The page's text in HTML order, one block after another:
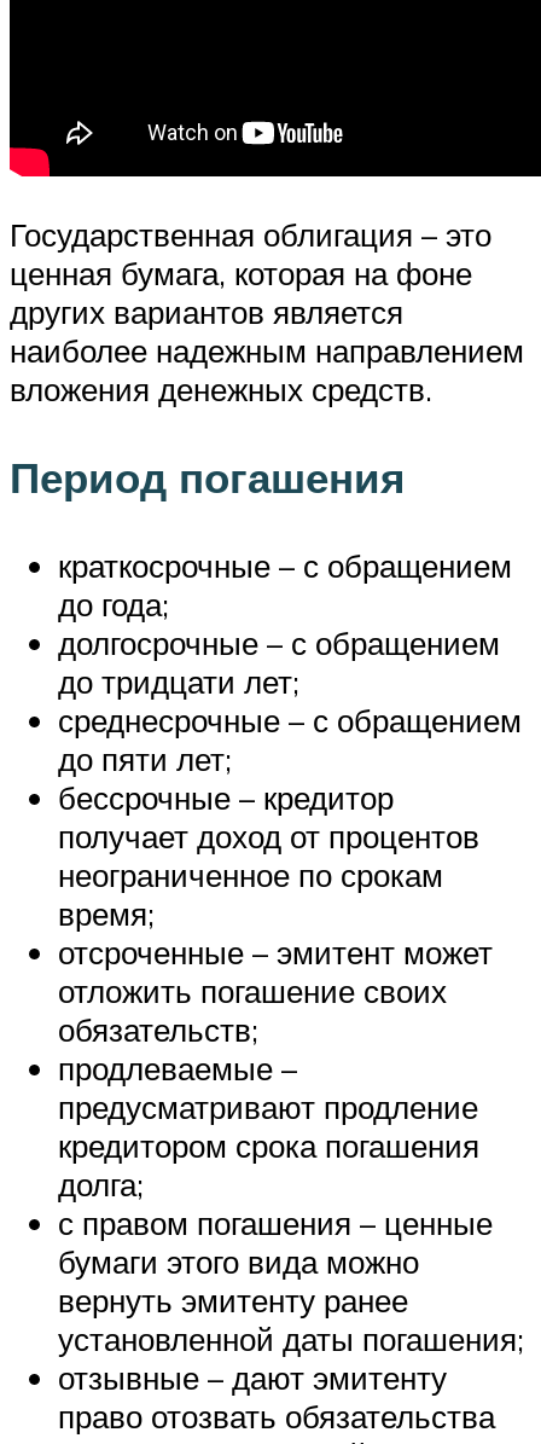
Государственная облигация – это
ценная бумага, которая на фоне
других вариантов является
наиболее надежным направлением
вложения денежных средств.
Период погашения
краткосрочные – с обращением
до года;
долгосрочные – с обращением
до тридцати лет;
среднесрочные – с обращением
до пяти лет;
бессрочные – кредитор
получает доход от процентов
неограниченное по срокам
время;
отсроченные – эмитент может
отложить погашение своих
обязательств;
продлеваемые –
предусматривают продление
кредитором срока погашения
долга;
с правом погашения – ценные
бумаги этого вида можно
вернуть эмитенту ранее
установленной даты погашения;
отзывные – дают эмитенту
право отозвать обязательства